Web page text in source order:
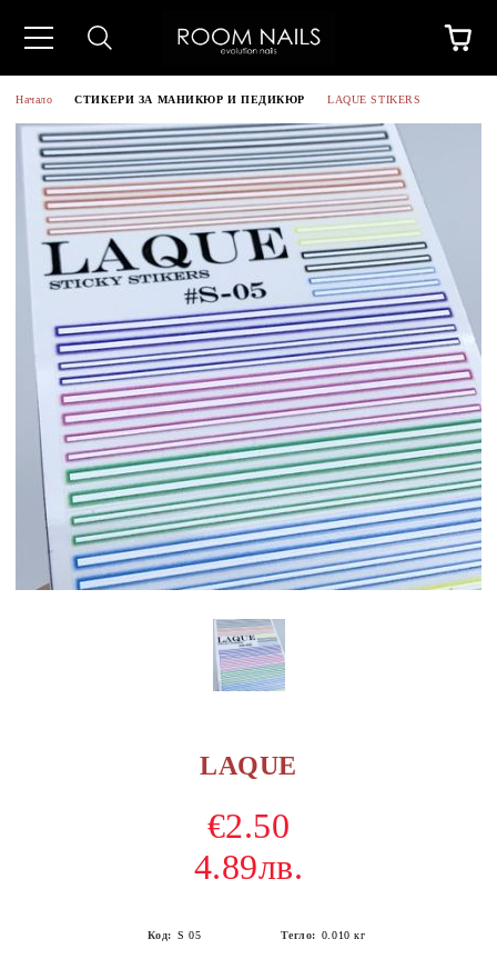
Начало СТИКЕРИ ЗА МАНИКЮР И ПЕДИКЮР LAQUE STIKERS
LAQUE
€2.50
4.89лв.
Код: S 05 Тегло: 0.010 кг